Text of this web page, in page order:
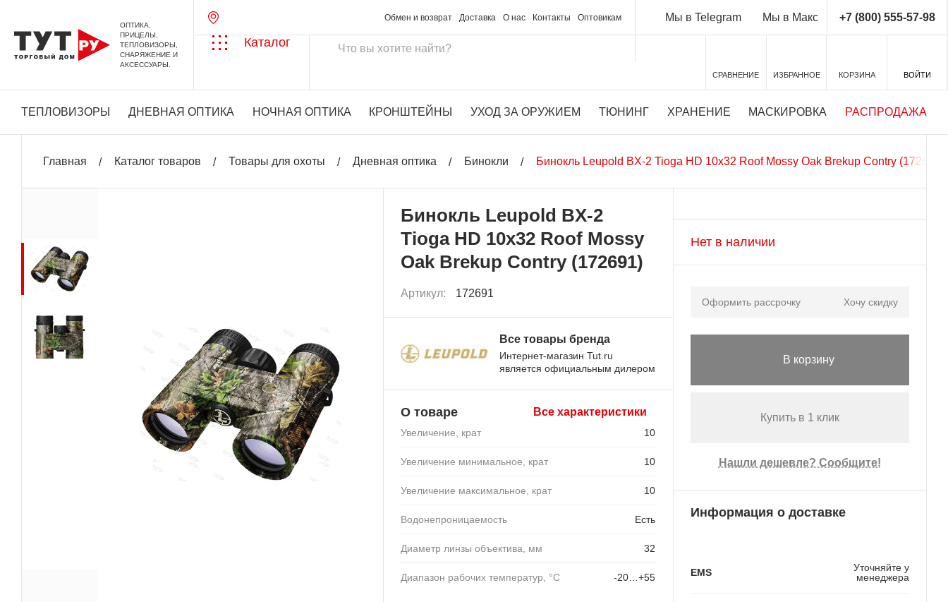
ОПТИКА,
ПРИЦЕЛЫ,
ТЕПЛОВИЗОРЫ,
СНАРЯЖЕНИЕ И
АКСЕССУАРЫ.
Обмен и возврат Доставка О нас Контакты Оптовикам Мы в Telegram Мы в Макс +7 (800) 555-57-98
Каталог
СРАВНЕНИЕ ИЗБРАННОЕ КОРЗИНА ВОЙТИ
ТЕПЛОВИЗОРЫ ДНЕВНАЯ ОПТИКА НОЧНАЯ ОПТИКА КРОНШТЕЙНЫ УХОД ЗА ОРУЖИЕМ ТЮНИНГ ХРАНЕНИЕ МАСКИРОВКА РАСПРОДАЖА
Главная Каталог товаров Товары для охоты Дневная оптика Бинокли Бинокль Leupold BX-2 Tioga HD 10x32 Roof Mossy Oak Brekup Contry (172691)
Бинокль Leupold BX-2
Tioga HD 10x32 Roof Mossy
Oak Brekup Contry (172691)
Артикул: 172691
Все товары бренда
Интернет-магазин Tut.ru
является официальным дилером
О товаре Все характеристики
Увеличение, крат 10
Увеличение минимальное, крат 10
Увеличение максимальное, крат 10
Водонепроницаемость Есть
Диаметр линзы объектива, мм 32
Диапазон рабочих температур, °C -20…+55
Нет в наличии
Оформить рассрочку Хочу скидку
В корзину
Купить в 1 клик
Нашли дешевле? Сообщите!
Информация о доставке
EMS
Уточняйте у
менеджера